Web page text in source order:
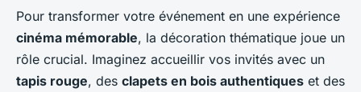
Pour transformer votre événement en une expérience
cinéma mémorable, la décoration thématique joue un
rôle crucial. Imaginez accueillir vos invités avec un
tapis rouge, des clapets en bois authentiques et des